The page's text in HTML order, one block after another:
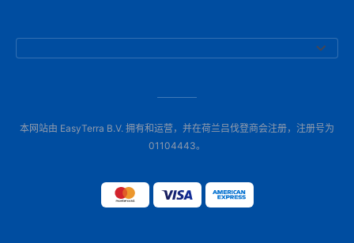
本网站由 EasyTerra B.V. 拥有和运营，并在荷兰吕伐登商会注册，注册号为
01104443。